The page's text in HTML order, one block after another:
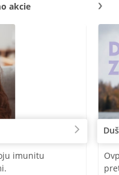
akcie
imunitu